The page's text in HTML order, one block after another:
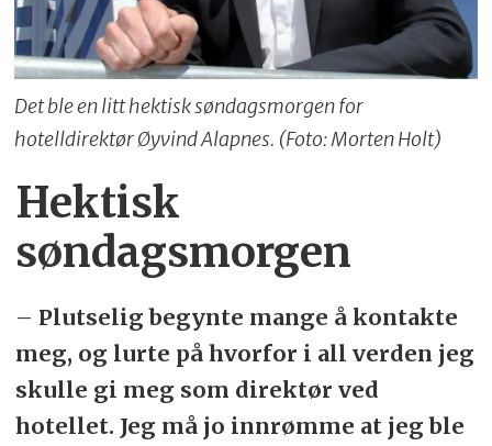
Det ble en litt hektisk søndagsmorgen for
hotelldirektør Øyvind Alapnes. (Foto: Morten Holt)
Hektisk
søndagsmorgen
– Plutselig begynte mange å kontakte
meg, og lurte på hvorfor i all verden jeg
skulle gi meg som direktør ved
hotellet. Jeg må jo innrømme at jeg ble